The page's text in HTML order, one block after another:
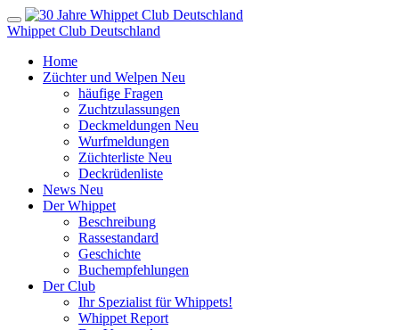
Whippet Club Deutschland
Home
Züchter und Welpen Neu
häufige Fragen
Zuchtzulassungen
Deckmeldungen Neu
Wurfmeldungen
Züchterliste Neu
Deckrüdenliste
News Neu
Der Whippet
Beschreibung
Rassestandard
Geschichte
Buchempfehlungen
Der Club
Ihr Spezialist für Whippets!
Whippet Report